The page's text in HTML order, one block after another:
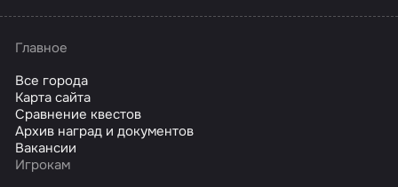
Главное
Все города
Карта сайта
Сравнение квестов
Архив наград и документов
Вакансии
Игрокам